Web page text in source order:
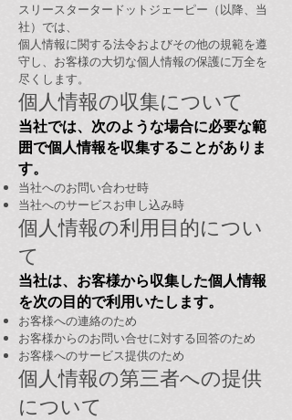
スリースタータードットジェーピー（以降、当
社）では、
個人情報に関する法令およびその他の規範を遵
守し、お客様の大切な個人情報の保護に万全を
尽くします。
個人情報の収集について
当社では、次のような場合に必要な範
囲で個人情報を収集することがありま
す。
当社へのお問い合わせ時
当社へのサービスお申し込み時
個人情報の利用目的につい
て
当社は、お客様から収集した個人情報
を次の目的で利用いたします。
お客様への連絡のため
お客様からのお問い合せに対する回答のため
お客様へのサービス提供のため
個人情報の第三者への提供
について